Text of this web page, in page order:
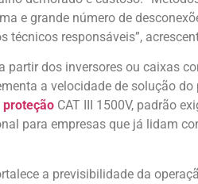
e grande número de
técnicos responsáveis”,
dos inversores ou caixas
a velocidade de solução
proteção CAT III 1500V, padrão
para empresas que já lidam
a previsibilidade da